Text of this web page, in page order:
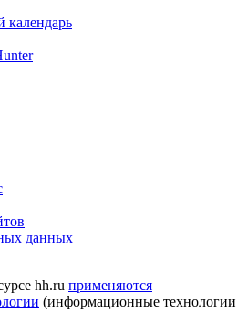
календарь
данных
hh.ru применяются
(информационные технологии